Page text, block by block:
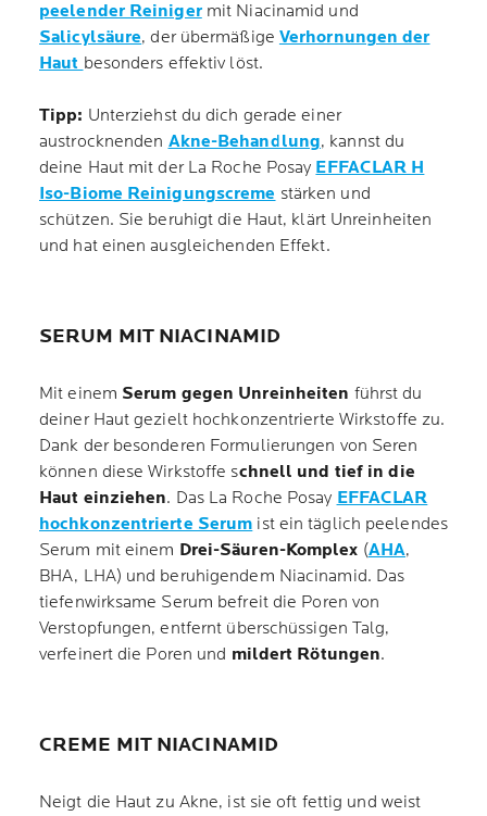
peelender Reinigermit Niacinamid und
Salicylsäure, der übermäßige Verhornungen der
Haut besonders effektiv löst.
Tipp: Unterziehst du dich gerade einer
austrocknenden Akne-Behandlung, kannst du
deine Haut mit der La Roche Posay EFFACLAR H
Iso-Biome Reinigungscreme stärken und
schützen. Sie beruhigt die Haut, klärt Unreinheiten
und hat einen ausgleichenden Effekt.
SERUM MIT NIACINAMID
Mit einem Serum gegen Unreinheiten führst du
deiner Haut gezielt hochkonzentrierte Wirkstoffe zu.
Dank der besonderen Formulierungen von Seren
können diese Wirkstoffe schnell und tief in die
Haut einziehen. Das La Roche Posay EFFACLAR
hochkonzentrierte Serum ist ein täglich peelendes
Serum mit einem Drei-Säuren-Komplex (AHA,
BHA, LHA) und beruhigendem Niacinamid. Das
tiefenwirksame Serum befreit die Poren von
Verstopfungen, entfernt überschüssigen Talg,
verfeinert die Poren und mildert Rötungen.
CREME MIT NIACINAMID
Neigt die Haut zu Akne, ist sie oft fettig und weist